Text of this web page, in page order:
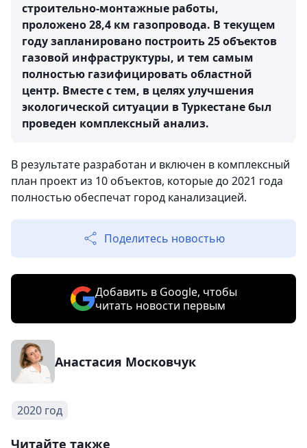
строительно-монтажные работы,
проложено 28,4 км газопровода. В текущем
году запланировано построить 25 объектов
газовой инфраструктуры, и тем самым
полностью газифицировать областной
центр. Вместе с тем, в целях улучшения
экологической ситуации в Туркестане был
проведен комплексный анализ.
В результате разработан и включен в комплексный
план проект из 10 объектов, которые до 2021 года
полностью обеспечат город канализацией.
Поделитесь новостью
Добавить в Google, чтобы
читать новости первым
Анастасия Московчук
2020 год
Читайте также